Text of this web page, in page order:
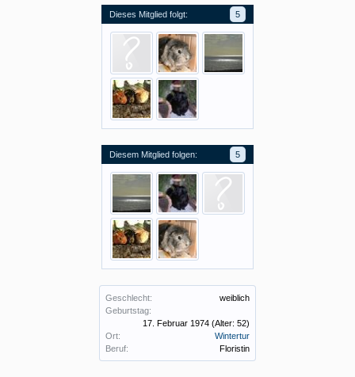
Dieses Mitglied folgt: 5
Diesem Mitglied folgen: 5
Geschlecht:
weiblich
Geburtstag:
17. Februar 1974 (Alter: 52)
Ort:
Wintertur
Beruf:
Floristin